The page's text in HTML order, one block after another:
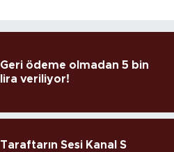
Geri ödeme olmadan 5 bin
lira veriliyor!
Taraftarın Sesi Kanal S